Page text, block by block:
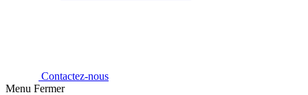
Contactez-nous
Menu Fermer